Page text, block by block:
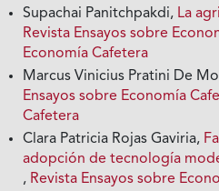
Supachai Panitchpakdi, La
Revista Ensayos sobre
Economía Cafetera
Marcus Vinicius Pratini De
Ensayos sobre Economía
Cafetera
Clara Patricia Rojas Gaviria,
adopción de tecnología
, Revista Ensayos sobre